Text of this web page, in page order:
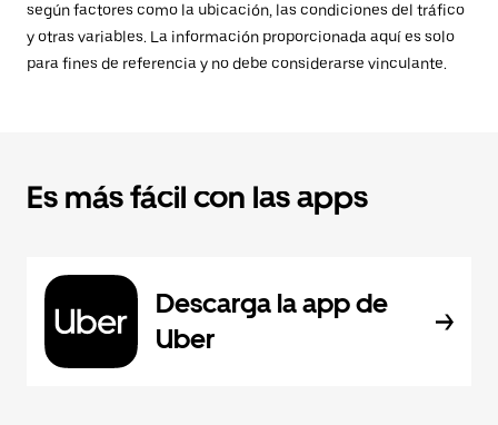
según factores como la ubicación, las condiciones del tráfico
y otras variables. La información proporcionada aquí es solo
para fines de referencia y no debe considerarse vinculante.
Es más fácil con las apps
Descarga la app de
Uber